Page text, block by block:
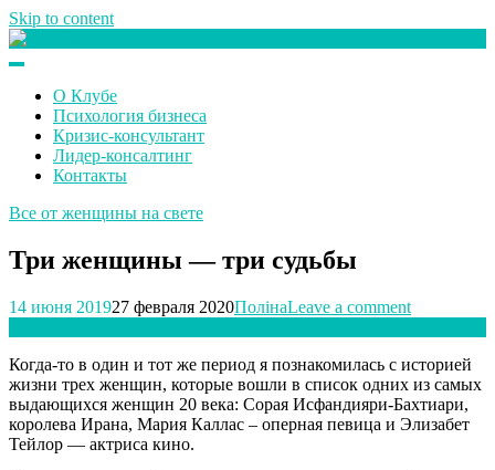
Skip to content
О Клубе
Психология бизнеса
Кризис-консультант
Лидер-консалтинг
Контакты
Все от женщины на свете
Три женщины — три судьбы
14 июня 201927 февраля 2020ПолінаLeave a comment
Когда-то в один и тот же период я познакомилась с историей
жизни трех женщин, которые вошли в список одних из самых
выдающихся женщин 20 века: Сорая Исфандияри-Бахтиари,
королева Ирана, Мария Каллас – оперная певица и Элизабет
Тейлор — актриса кино.